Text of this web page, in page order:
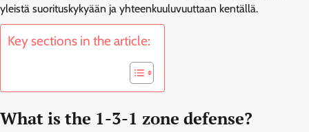
yleistä suorituskykyään ja yhteenkuuluvuuttaan kentällä.
Key sections in the article:
What is the 1-3-1 zone defense?